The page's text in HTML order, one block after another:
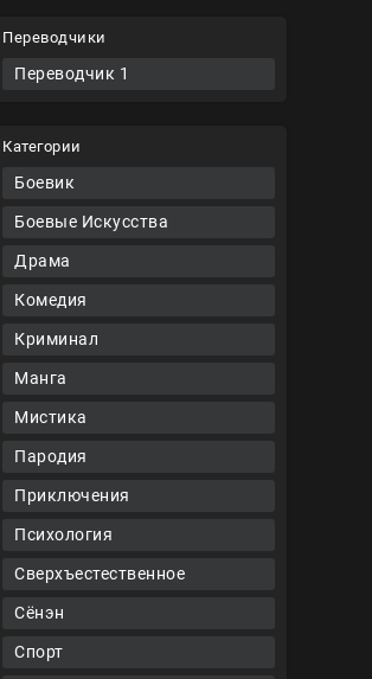
Переводчики
Переводчик 1
Категории
Боевик
Боевые Искусства
Драма
Комедия
Криминал
Манга
Мистика
Пародия
Приключения
Психология
Сверхъестественное
Сёнэн
Спорт